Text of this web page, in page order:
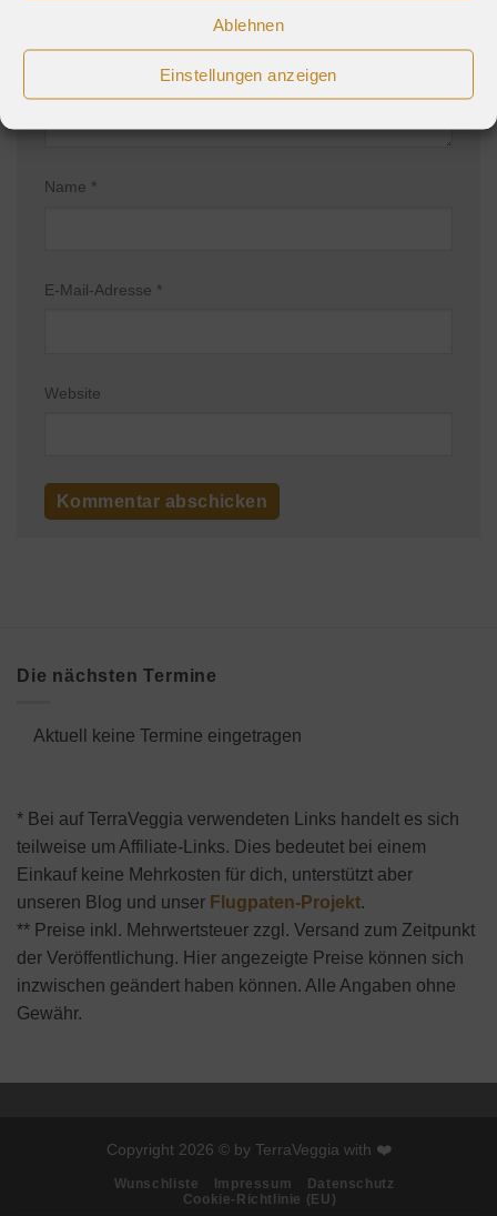
Ablehnen
Einstellungen anzeigen
Name *
E-Mail-Adresse *
Website
Die nächsten Termine
Aktuell keine Termine eingetragen
* Bei auf TerraVeggia verwendeten Links handelt es sich
teilweise um Affiliate-Links. Dies bedeutet bei einem
Einkauf keine Mehrkosten für dich, unterstützt aber
unseren Blog und unser Flugpaten-Projekt.
** Preise inkl. Mehrwertsteuer zzgl. Versand zum Zeitpunkt
der Veröffentlichung. Hier angezeigte Preise können sich
inzwischen geändert haben können. Alle Angaben ohne
Gewähr.
Copyright 2026 © by TerraVeggia with ❤️
Wunschliste Impressum
Datenschutz
Cookie-Richtlinie (EU)